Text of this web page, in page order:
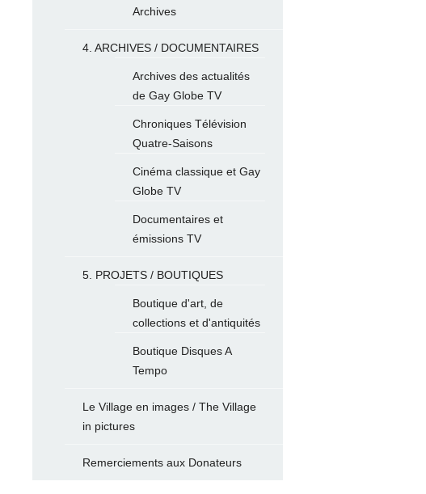
Archives
4. ARCHIVES / DOCUMENTAIRES
Archives des actualités
de Gay Globe TV
Chroniques Télévision
Quatre-Saisons
Cinéma classique et Gay
Globe TV
Documentaires et
émissions TV
5. PROJETS / BOUTIQUES
Boutique d'art, de
collections et d'antiquités
Boutique Disques A
Tempo
Le Village en images / The Village
in pictures
Remerciements aux Donateurs